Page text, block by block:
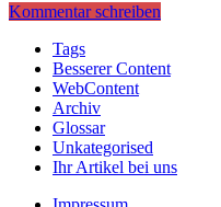
Kommentar schreiben
Tags
Besserer Content
WebContent
Archiv
Glossar
Unkategorised
Ihr Artikel bei uns